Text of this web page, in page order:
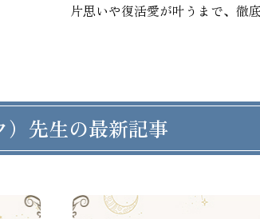
片思いや復活愛が叶うまで、徹
）先生の最新記事